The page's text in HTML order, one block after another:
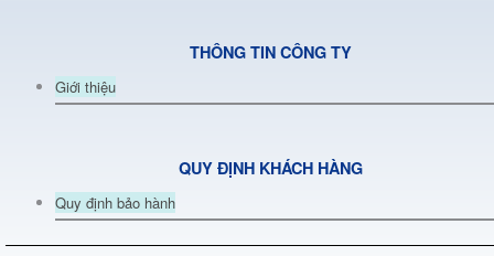
THÔNG TIN CÔNG TY
Giới thiệu
QUY ĐỊNH KHÁCH HÀNG
Quy định bảo hành